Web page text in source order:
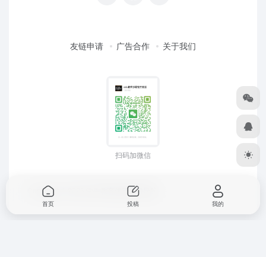
友链申请 广告合作 关于我们
扫码加微信
Copyright © 2026 学生教育优惠项目导航
首页 投稿 我的